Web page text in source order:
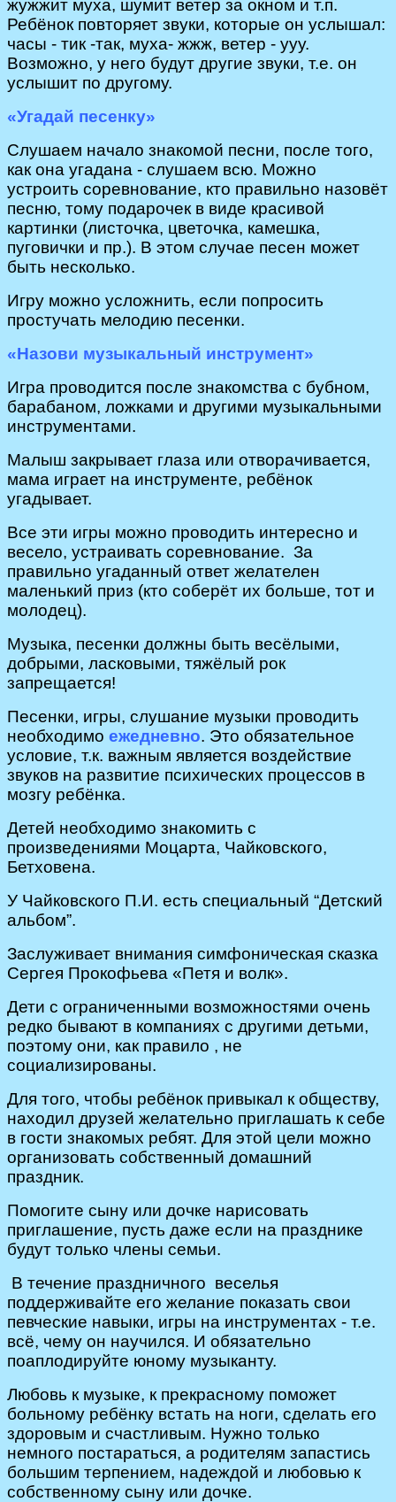
жужжит муха, шумит ветер за окном и т.п.
Ребёнок повторяет звуки, которые он услышал:
часы - тик -так, муха- жжж, ветер - ууу.
Возможно, у него будут другие звуки, т.е. он
услышит по другому.
«Угадай песенку»
Слушаем начало знакомой песни, после того,
как она угадана - слушаем всю. Можно
устроить соревнование, кто правильно назовёт
песню, тому подарочек в виде красивой
картинки (листочка, цветочка, камешка,
пуговички и пр.). В этом случае песен может
быть несколько.
Игру можно усложнить, если попросить
простучать мелодию песенки.
«Назови музыкальный инструмент»
Игра проводится после знакомства с бубном,
барабаном, ложками и другими музыкальными
инструментами.
Малыш закрывает глаза или отворачивается,
мама играет на инструменте, ребёнок
угадывает.
Все эти игры можно проводить интересно и
весело, устраивать соревнование. За
правильно угаданный ответ желателен
маленький приз (кто соберёт их больше, тот и
молодец).
Музыка, песенки должны быть весёлыми,
добрыми, ласковыми, тяжёлый рок
запрещается!
Песенки, игры, слушание музыки проводить
необходимо ежедневно. Это обязательное
условие, т.к. важным является воздействие
звуков на развитие психических процессов в
мозгу ребёнка.
Детей необходимо знакомить с
произведениями Моцарта, Чайковского,
Бетховена.
У Чайковского П.И. есть специальный “Детский
альбом”.
Заслуживает внимания симфоническая сказка
Сергея Прокофьева «Петя и волк».
Дети с ограниченными возможностями очень
редко бывают в компаниях с другими детьми,
поэтому они, как правило , не
социализированы.
Для того, чтобы ребёнок привыкал к обществу,
находил друзей желательно приглашать к себе
в гости знакомых ребят. Для этой цели можно
организовать собственный домашний
праздник.
Помогите сыну или дочке нарисовать
приглашение, пусть даже если на празднике
будут только члены семьи.
В течение праздничного веселья
поддерживайте его желание показать свои
певческие навыки, игры на инструментах - т.е.
всё, чему он научился. И обязательно
поаплодируйте юному музыканту.
Любовь к музыке, к прекрасному поможет
больному ребёнку встать на ноги, сделать его
здоровым и счастливым. Нужно только
немного постараться, а родителям запастись
большим терпением, надеждой и любовью к
собственному сыну или дочке.